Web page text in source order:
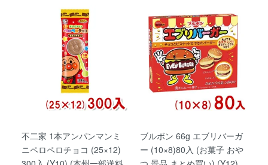
不二家 1本アンパンマンミ
ニペロペロチョコ (25×12)
ブルボン 66g エブリバーガ
ー (10×8)80入 (お菓子 おや